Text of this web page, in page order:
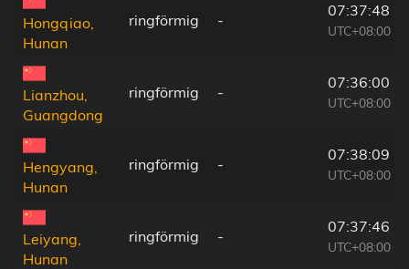
Hongqiao,
Hunan
ringförmig -
07:37:48
UTC+08:00
Lianzhou,
Guangdong
ringförmig -
07:36:00
UTC+08:00
Hengyang,
Hunan
ringförmig -
07:38:09
UTC+08:00
Leiyang,
Hunan
ringförmig -
07:37:46
UTC+08:00